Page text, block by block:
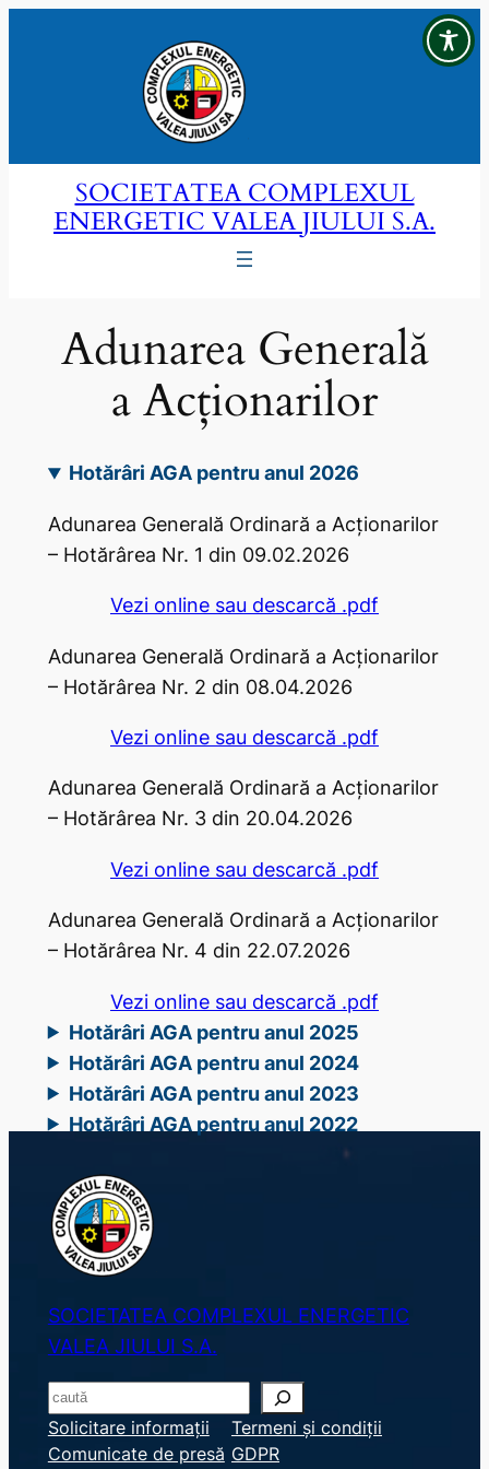
SOCIETATEA COMPLEXUL
ENERGETIC VALEA JIULUI S.A.
Adunarea Generală
a Acționarilor
Hotărâri AGA pentru anul 2026
Adunarea Generală Ordinară a Acţionarilor
– Hotărârea Nr. 1 din 09.02.2026
Vezi online sau descarcă .pdf
Adunarea Generală Ordinară a Acţionarilor
– Hotărârea Nr. 2 din 08.04.2026
Vezi online sau descarcă .pdf
Adunarea Generală Ordinară a Acţionarilor
– Hotărârea Nr. 3 din 20.04.2026
Vezi online sau descarcă .pdf
Adunarea Generală Ordinară a Acţionarilor
– Hotărârea Nr. 4 din 22.07.2026
Vezi online sau descarcă .pdf
Hotărâri AGA pentru anul 2025
Hotărâri AGA pentru anul 2024
Hotărâri AGA pentru anul 2023
Hotărâri AGA pentru anul 2022
SOCIETATEA COMPLEXUL ENERGETIC
VALEA JIULUI S.A.
S
e
a
Solicitare informații
Comunicate de presă
Termeni și condiții
GDPR